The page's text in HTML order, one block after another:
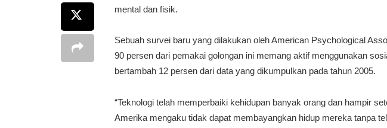
mental dan fisik.
Sebuah survei baru yang dilakukan oleh American Psychological
90 persen dari pemakai golongan ini memang aktif menggunakan
bertambah 12 persen dari data yang dikumpulkan pada tahun 2005.
“Teknologi telah memperbaiki kehidupan banyak orang dan hampir
Amerika mengaku tidak dapat membayangkan hidup mereka tanpa